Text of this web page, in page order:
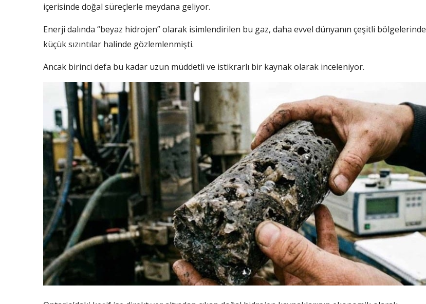
içerisinde doğal süreçlerle meydana geliyor.
Enerji dalında “beyaz hidrojen” olarak isimlendirilen bu gaz, daha evvel dünyanın çeşitli bölgelerinde
küçük sızıntılar halinde gözlemlenmişti.
Ancak birinci defa bu kadar uzun müddetli ve istikrarlı bir kaynak olarak inceleniyor.